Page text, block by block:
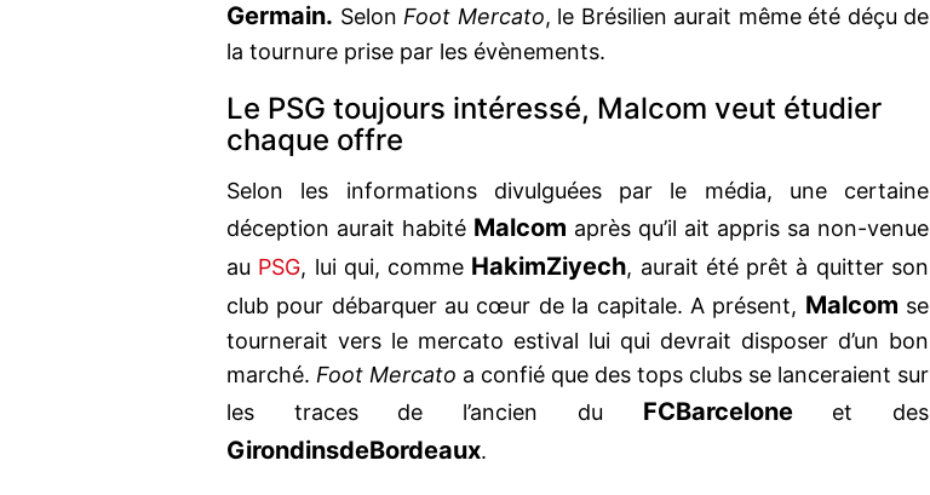
Germain. Selon Foot Mercato, le Brésilien aurait même été déçu de
la tournure prise par les évènements.
Le PSG toujours intéressé, Malcom veut étudier
chaque offre
Selon les informations divulguées par le média, une certaine
déception aurait habité Malcom après qu’il ait appris sa non-venue
au PSG, lui qui, comme HakimZiyech, aurait été prêt à quitter son
club pour débarquer au cœur de la capitale. A présent, Malcom se
tournerait vers le mercato estival lui qui devrait disposer d’un bon
marché. Foot Mercato a confié que des tops clubs se lanceraient sur
les traces de l’ancien du FCBarceloneet des
GirondinsdeBordeaux.